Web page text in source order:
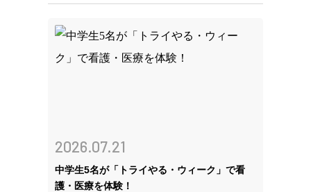
2026.07.21
中学生5名が「トライやる・ウィーク」で看
護・医療を体験！